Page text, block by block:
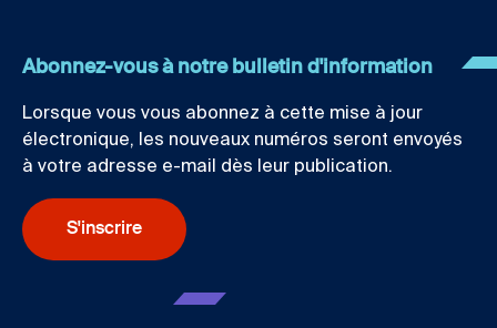
Abonnez-vous à notre bulletin d'information
Lorsque vous vous abonnez à cette mise à jour
électronique, les nouveaux numéros seront envoyés
à votre adresse e-mail dès leur publication.
S'inscrire